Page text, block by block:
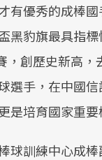
優秀的成棒國
黑豹旗最具指
創歷史新高，
選手，在中國
是培育國家重要
球訓練中心成